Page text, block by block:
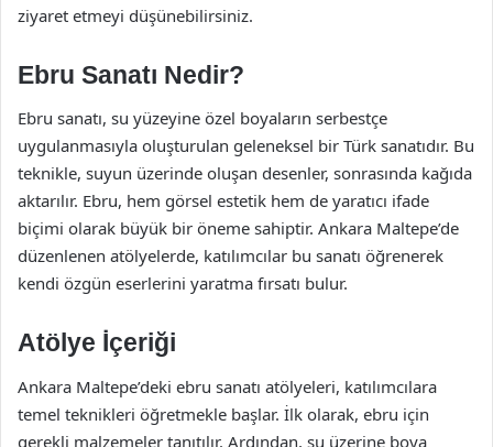
ziyaret etmeyi düşünebilirsiniz.
Ebru Sanatı Nedir?
Ebru sanatı, su yüzeyine özel boyaların serbestçe
uygulanmasıyla oluşturulan geleneksel bir Türk sanatıdır. Bu
teknikle, suyun üzerinde oluşan desenler, sonrasında kağıda
aktarılır. Ebru, hem görsel estetik hem de yaratıcı ifade
biçimi olarak büyük bir öneme sahiptir. Ankara Maltepe’de
düzenlenen atölyelerde, katılımcılar bu sanatı öğrenerek
kendi özgün eserlerini yaratma fırsatı bulur.
Atölye İçeriği
Ankara Maltepe’deki ebru sanatı atölyeleri, katılımcılara
temel teknikleri öğretmekle başlar. İlk olarak, ebru için
gerekli malzemeler tanıtılır. Ardından, su üzerine boya